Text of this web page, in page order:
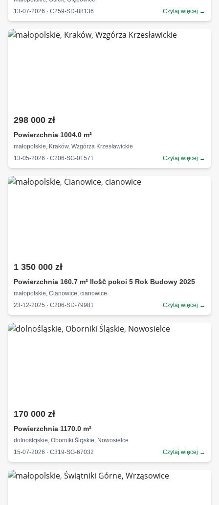
13-07-2026 · C259-SD-88136
Czytaj więcej →
298 000 zł
Powierzchnia 1004.0 m²
małopolskie, Kraków, Wzgórza Krzesławickie
13-05-2026 · C206-SG-01571
Czytaj więcej →
1 350 000 zł
Powierzchnia 160.7 m² Ilość pokoi 5 Rok Budowy 2025
małopolskie, Cianowice, cianowice
23-12-2025 · C206-SD-79981
Czytaj więcej →
170 000 zł
Powierzchnia 1170.0 m²
dolnośląskie, Oborniki Śląskie, Nowosielce
15-07-2026 · C319-SG-67032
Czytaj więcej →